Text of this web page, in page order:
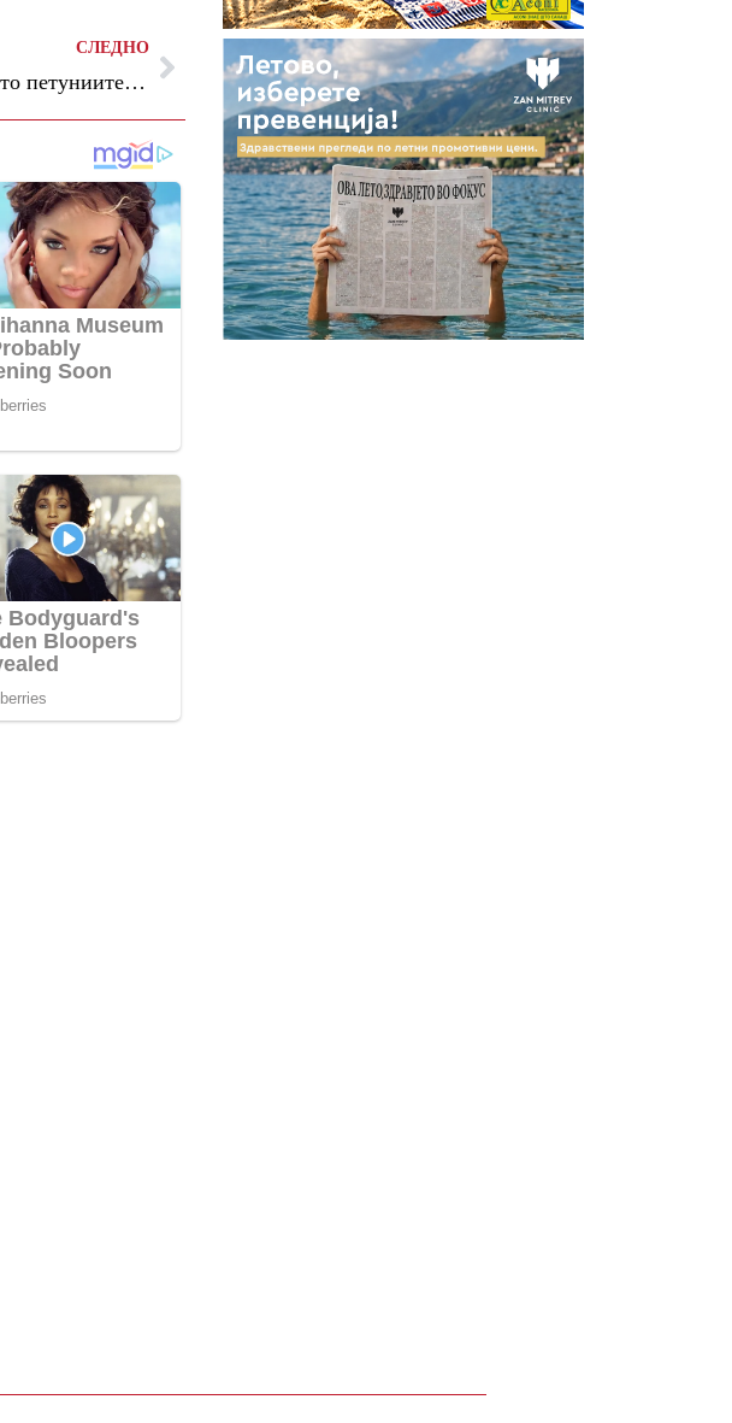
СЛЕДНО
Три грешки се причината зошто петуниите не цветаат бујно, а тие најчесто се повторуваат